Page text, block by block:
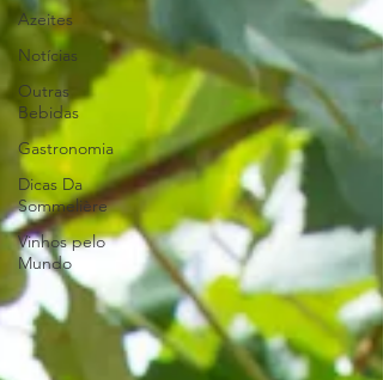
Azeites
Notícias
Outras
Bebidas
Gastronomia
Dicas Da
Sommelière
Vinhos pelo
Mundo